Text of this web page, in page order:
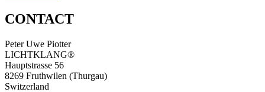
CONTACT
Peter Uwe Piotter
LICHTKLANG®
Hauptstrasse 56
8269 Fruthwilen (Thurgau)
Switzerland